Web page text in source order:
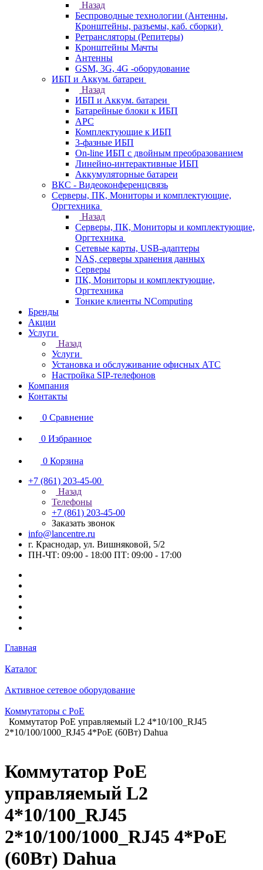
Назад
Беспроводные технологии (Антенны,
Кронштейны, разъемы, каб. сборки)
Ретрансляторы (Репитеры)
Кронштейны Мачты
Антенны
GSM, 3G, 4G -оборудование
ИБП и Аккум. батареи
Назад
ИБП и Аккум. батареи
Батарейные блоки к ИБП
APC
Комплектующие к ИБП
3-фазные ИБП
On-line ИБП с двойным преобразованием
Линейно-интерактивные ИБП
Аккумуляторные батареи
ВКС - Видеоконференцсвязь
Серверы, ПК, Мониторы и комплектующие,
Оргтехника
Назад
Серверы, ПК, Мониторы и комплектующие,
Оргтехника
Сетевые карты, USB-адаптеры
NAS, серверы хранения данных
Серверы
ПК, Мониторы и комплектующие,
Оргтехника
Тонкие клиенты NComputing
Бренды
Акции
Услуги
Назад
Услуги
Установка и обслуживание офисных АТС
Настройка SIP-телефонов
Компания
Контакты
0 Сравнение
0 Избранное
0 Корзина
+7 (861) 203-45-00
Назад
Телефоны
+7 (861) 203-45-00
Заказать звонок
info@lancentre.ru
г. Краснодар, ул. Вишняковой, 5/2
ПН-ЧТ: 09:00 - 18:00 ПТ: 09:00 - 17:00
Главная
Каталог
Активное сетевое оборудование
Коммутаторы c PoE
Коммутатор PoE управляемый L2 4*10/100_RJ45
2*10/100/1000_RJ45 4*PoE (60Вт) Dahua
Коммутатор PoE
управляемый L2
4*10/100_RJ45
2*10/100/1000_RJ45 4*PoE
(60Вт) Dahua